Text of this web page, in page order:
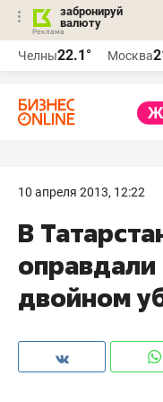
забронируй
валюту
Челны22.1° Москва
10 апреля 2013, 12:22
В
двойном